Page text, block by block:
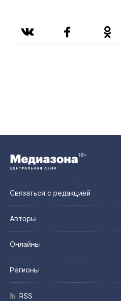
Связаться с редакцией
Авторы
Онлайны
Регионы
RSS